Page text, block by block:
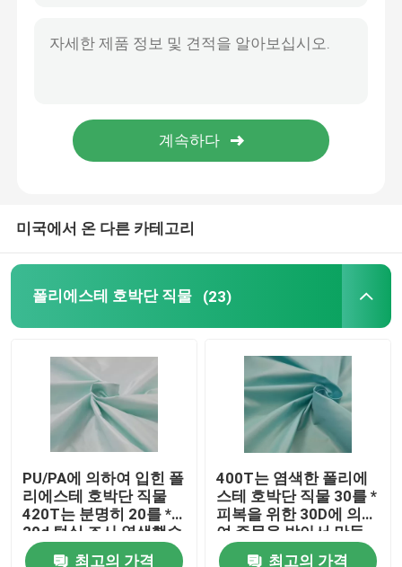
PA 코팅 직물
원사 염색 직물
미국에서 온 다른 카테고리
폴리에스테 호박단 직물 (23)
PU/PA에 의하여 입힌 폴
리에스테 호박단 직물
420T는 분명히 20를 *
20d 털실 조사 염색했습
니다
최고의 가격
400T는 염색한 폴리에
스테 호박단 직물 30를 *
피복을 위한 30D에 의하
여 주문을 받아서 만들
어진 색깔 한탄합니다
최고의 가격